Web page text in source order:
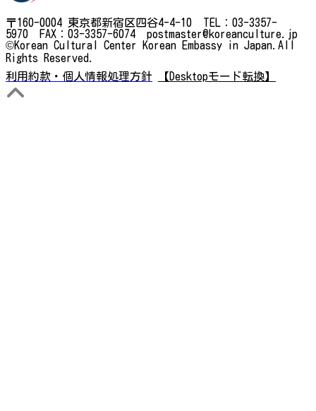
〒160-0004 東京都新宿区四谷4-4-10 TEL：03-3357-
5970 FAX：03-3357-6074 postmaster@koreanculture.jp
©Korean Cultural Center Korean Embassy in Japan.All
Rights Reserved.
利用約款・個人情報処理方針
【Desktopモード転換】